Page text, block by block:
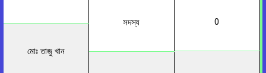
মোঃ তাজু খান
সদস্য 0